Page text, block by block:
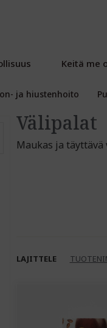
Keitä me
ja hiustenhoito
Välipalat
Maukas ja
LAJITTELE